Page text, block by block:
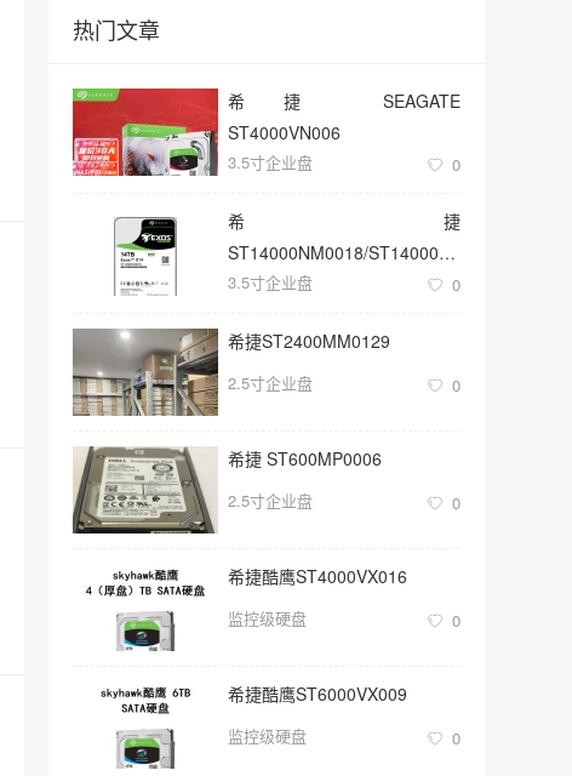
热门文章
希捷 SEAGATE
ST4000VN006
3.5寸企业盘 0
希捷
ST14000NM0018/ST14000NM001G
3.5寸SATA 14TB硬盘
3.5寸企业盘 0
希捷ST2400MM0129
2.5寸企业盘 0
希捷 ST600MP0006
2.5寸企业盘 0
希捷酷鹰ST4000VX016
监控级硬盘 0
希捷酷鹰ST6000VX009
监控级硬盘 0